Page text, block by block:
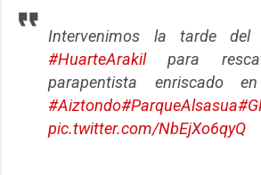
Intervenimos la tarde
#HuarteArakilpara
parapentista enriscado
#Aiztondo#ParqueAlsasua
pic.twitter.com/NbEjXo6qyQ